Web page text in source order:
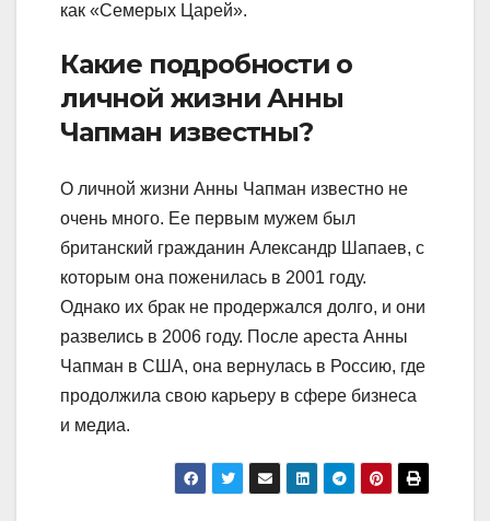
как «Семерых Царей».
Какие подробности о
личной жизни Анны
Чапман известны?
О личной жизни Анны Чапман известно не
очень много. Ее первым мужем был
британский гражданин Александр Шапаев, с
которым она поженилась в 2001 году.
Однако их брак не продержался долго, и они
развелись в 2006 году. После ареста Анны
Чапман в США, она вернулась в Россию, где
продолжила свою карьеру в сфере бизнеса
и медиа.